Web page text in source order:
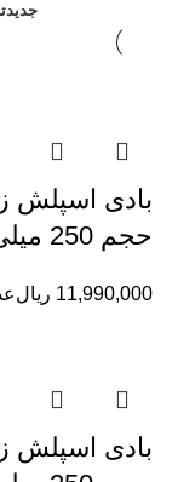
بادی اسپلش
حجم 250 میلی لیتر
11,990,000 ریال
بادی اسپلش